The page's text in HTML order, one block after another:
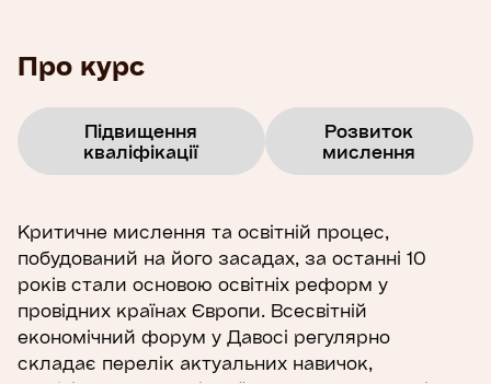
Про курс
Підвищення
кваліфікації
Розвиток
мислення
Критичне мислення та освітній процес,
побудований на його засадах, за останні 10
років стали основою освітніх реформ у
провідних країнах Європи. Всесвітній
економічний форум у Давосі регулярно
складає перелік актуальних навичок,